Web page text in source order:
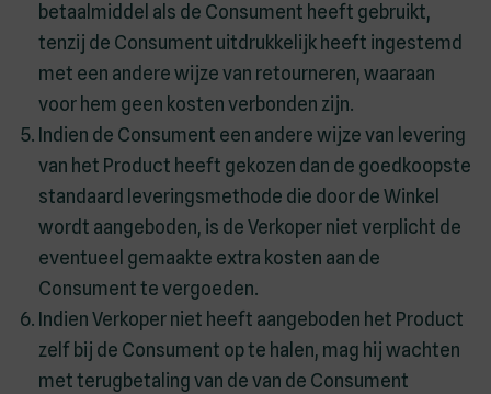
betaalmiddel als de Consument heeft gebruikt,
tenzij de Consument uitdrukkelijk heeft ingestemd
met een andere wijze van retourneren, waaraan
voor hem geen kosten verbonden zijn.
Indien de Consument een andere wijze van levering
van het Product heeft gekozen dan de goedkoopste
standaard leveringsmethode die door de Winkel
wordt aangeboden, is de Verkoper niet verplicht de
eventueel gemaakte extra kosten aan de
Consument te vergoeden.
Indien Verkoper niet heeft aangeboden het Product
zelf bij de Consument op te halen, mag hij wachten
met terugbetaling van de van de Consument